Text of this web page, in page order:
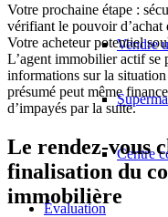
Vendre
Centre
Évaluation
Votre prochaine étape :
vérifiant le pouvoir d’achat
Votre acheteur potentiel
L’agent immobilier actif se
informations sur la
présumé peut même
d’impayés par la suite.
Le rendez-vous
finalisation du
immobilière